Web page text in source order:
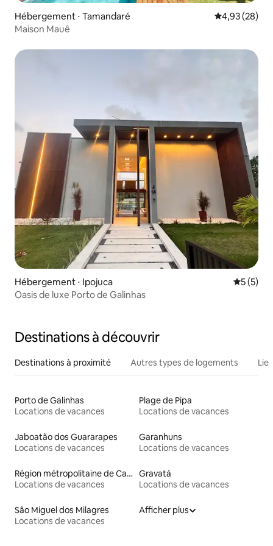
Hébergement ⋅ Tamandaré Évaluation
4,93 (28)
Maison Mauê
Hébergement ⋅ Ipojuca
5 (5)
Oasis de luxe Porto de Galinhas
Destinations à découvrir
Destinations à proximité Autres types de logements
Porto de Galinhas
Locations de vacances
Plage de Pipa
Locations de vacances
Jaboatão dos Guararapes
Locations de vacances
Garanhuns
Locations de vacances
Région métropolitaine de Campina Grande
Locations de vacances
Gravatá
Locations de vacances
São Miguel dos Milagres
Locations de vacances
Afficher plus